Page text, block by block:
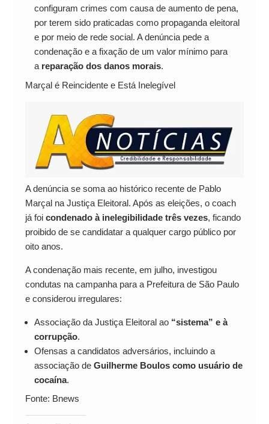
configuram crimes com causa de aumento de pena,
por terem sido praticadas como propaganda eleitoral
e por meio de rede social. A denúncia pede a
condenação e a fixação de um valor mínimo para
a reparação dos danos morais.
Marçal é Reincidente e Está Inelegível
A denúncia se soma ao histórico recente de Pablo
Marçal na Justiça Eleitoral. Após as eleições, o coach
já foi condenado à inelegibilidade três vezes, ficando
proibido de se candidatar a qualquer cargo público por
oito anos.
A condenação mais recente, em julho, investigou
condutas na campanha para a Prefeitura de São Paulo
e considerou irregulares:
Associação da Justiça Eleitoral ao “sistema” e à
corrupção.
Ofensas a candidatos adversários, incluindo a
associação de Guilherme Boulos como usuário de
cocaína.
Fonte: Bnews